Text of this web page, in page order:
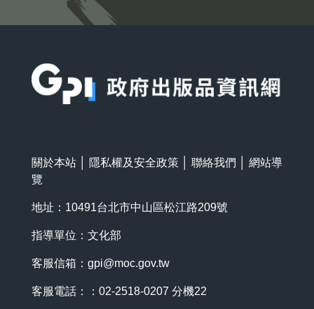
關於本站 隱私權及安全政策 聯絡我們
網站導
覽
地址：10491台北市中山區松江路209號
指導單位：文化部
客服信箱： gpi@moc.gov.tw
客服電話：：02-2518-0207 分機22